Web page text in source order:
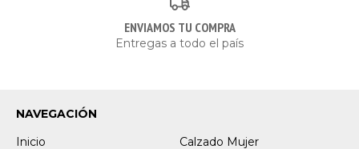
ENVIAMOS TU COMPRA
Entregas a todo el país
NAVEGACIÓN
Inicio
Calzado Mujer